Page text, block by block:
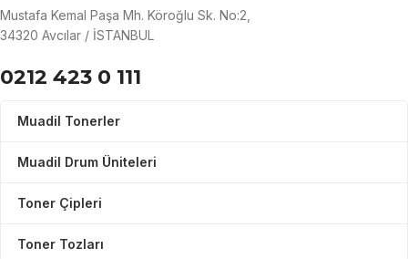
Mustafa Kemal Paşa Mh. Köroğlu Sk. No:2,
34320 Avcılar / İSTANBUL
0212 423 0 111
Muadil Tonerler
Muadil Drum Üniteleri
Toner Çipleri
Toner Tozları